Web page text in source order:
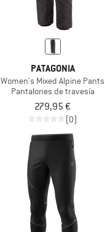
PATAGONIA
Women's Mixed Alpine Pants
Pantalones de travesía
279,95 €
(0)